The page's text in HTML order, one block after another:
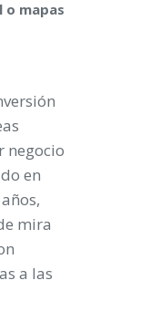
o mapas
negocio
en
mira
a las